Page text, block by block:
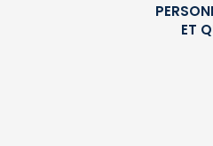
ET